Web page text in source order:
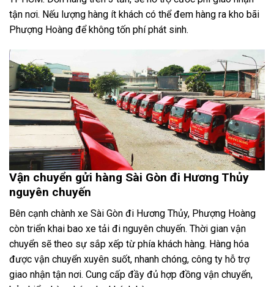
tận nơi. Nếu lượng hàng ít khách có thể đem hàng ra kho bãi
Phượng Hoàng để không tốn phí phát sinh.
Vận chuyển gửi hàng Sài Gòn đi Hương Thủy
nguyên chuyến
Bên cạnh chành xe Sài Gòn đi Hương Thủy, Phượng Hoàng
còn triển khai bao xe tải đi nguyên chuyến. Thời gian vận
chuyển sẽ theo sự sắp xếp từ phía khách hàng. Hàng hóa
được vận chuyển xuyên suốt, nhanh chóng, công ty hỗ trợ
giao nhận tận nơi. Cung cấp đầy đủ hợp đồng vận chuyển,